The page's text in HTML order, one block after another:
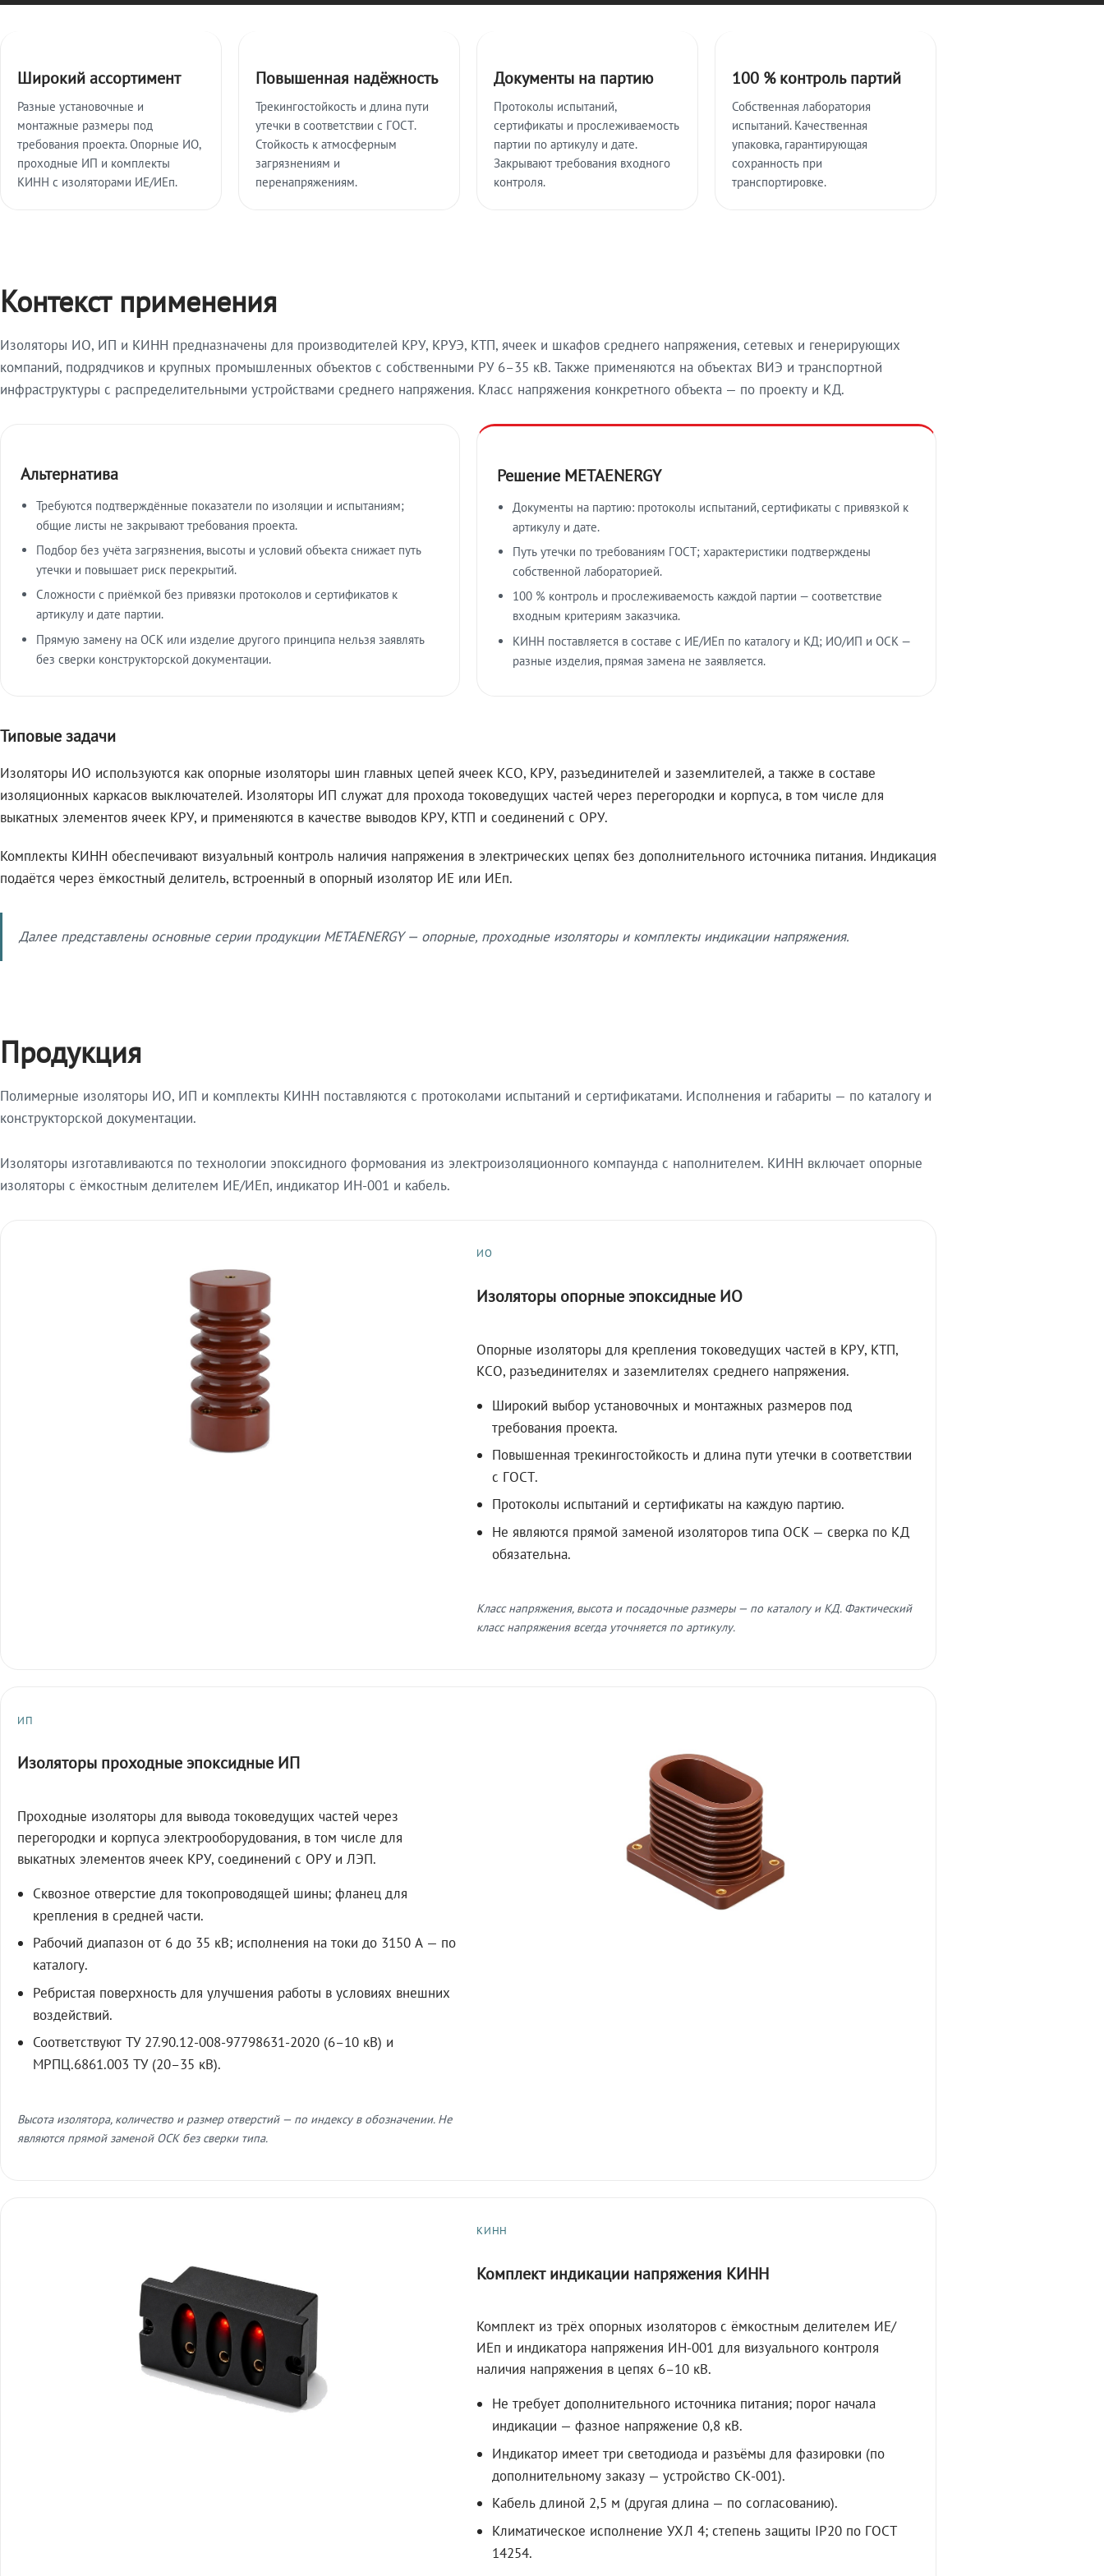
Широкий ассортимент
Разные установочные и
монтажные размеры под
требования проекта. Опорные ИО,
проходные ИП и комплекты
КИНН с изоляторами ИЕ/ИЕп.
Повышенная надёжность
Трекингостойкость и длина пути
утечки в соответствии с ГОСТ.
Стойкость к атмосферным
загрязнениям и
перенапряжениям.
Документы на партию
Протоколы испытаний,
сертификаты и прослеживаемость
партии по артикулу и дате.
Закрывают требования входного
контроля.
100 % контроль партий
Собственная лаборатория
испытаний. Качественная
упаковка, гарантирующая
сохранность при
транспортировке.
Контекст применения
Изоляторы ИО, ИП и КИНН предназначены для производителей КРУ, КРУЭ, КТП, ячеек и шкафов среднего напряжения, сетевых и генерирующих
компаний, подрядчиков и крупных промышленных объектов с собственными РУ 6–35 кВ. Также применяются на объектах ВИЭ и транспортной
инфраструктуры с распределительными устройствами среднего напряжения. Класс напряжения конкретного объекта — по проекту и КД.
Альтернатива
Требуются подтверждённые показатели по изоляции и испытаниям;
общие листы не закрывают требования проекта.
Подбор без учёта загрязнения, высоты и условий объекта снижает путь
утечки и повышает риск перекрытий.
Сложности с приёмкой без привязки протоколов и сертификатов к
артикулу и дате партии.
Прямую замену на ОСК или изделие другого принципа нельзя заявлять
без сверки конструкторской документации.
Решение METAENERGY
Документы на партию: протоколы испытаний, сертификаты с привязкой к
артикулу и дате.
Путь утечки по требованиям ГОСТ; характеристики подтверждены
собственной лабораторией.
100 % контроль и прослеживаемость каждой партии — соответствие
входным критериям заказчика.
КИНН поставляется в составе с ИЕ/ИЕп по каталогу и КД; ИО/ИП и ОСК —
разные изделия, прямая замена не заявляется.
Типовые задачи
Изоляторы ИО используются как опорные изоляторы шин главных цепей ячеек КСО, КРУ, разъединителей и заземлителей, а также в составе
изоляционных каркасов выключателей. Изоляторы ИП служат для прохода токоведущих частей через перегородки и корпуса, в том числе для
выкатных элементов ячеек КРУ, и применяются в качестве выводов КРУ, КТП и соединений с ОРУ.
Комплекты КИНН обеспечивают визуальный контроль наличия напряжения в электрических цепях без дополнительного источника питания. Индикация
подаётся через ёмкостный делитель, встроенный в опорный изолятор ИЕ или ИЕп.
Далее представлены основные серии продукции METAENERGY — опорные, проходные изоляторы и комплекты индикации напряжения.
Продукция
Полимерные изоляторы ИО, ИП и комплекты КИНН поставляются с протоколами испытаний и сертификатами. Исполнения и габариты — по каталогу и
конструкторской документации.
Изоляторы изготавливаются по технологии эпоксидного формования из электроизоляционного компаунда с наполнителем. КИНН включает опорные
изоляторы с ёмкостным делителем ИЕ/ИЕп, индикатор ИН-001 и кабель.
ИО
Изоляторы опорные эпоксидные ИО
Опорные изоляторы для крепления токоведущих частей в КРУ, КТП,
КСО, разъединителях и заземлителях среднего напряжения.
Широкий выбор установочных и монтажных размеров под
требования проекта.
Повышенная трекингостойкость и длина пути утечки в соответствии
с ГОСТ.
Протоколы испытаний и сертификаты на каждую партию.
Не являются прямой заменой изоляторов типа ОСК — сверка по КД
обязательна.
Класс напряжения, высота и посадочные размеры — по каталогу и КД. Фактический
класс напряжения всегда уточняется по артикулу.
ИП
Изоляторы проходные эпоксидные ИП
Проходные изоляторы для вывода токоведущих частей через
перегородки и корпуса электрооборудования, в том числе для
выкатных элементов ячеек КРУ, соединений с ОРУ и ЛЭП.
Сквозное отверстие для токопроводящей шины; фланец для
крепления в средней части.
Рабочий диапазон от 6 до 35 кВ; исполнения на токи до 3150 А — по
каталогу.
Ребристая поверхность для улучшения работы в условиях внешних
воздействий.
Соответствуют ТУ 27.90.12-008-97798631-2020 (6–10 кВ) и
МРПЦ.6861.003 ТУ (20–35 кВ).
Высота изолятора, количество и размер отверстий — по индексу в обозначении. Не
являются прямой заменой ОСК без сверки типа.
КИНН
Комплект индикации напряжения КИНН
Комплект из трёх опорных изоляторов с ёмкостным делителем ИЕ/
ИЕп и индикатора напряжения ИН-001 для визуального контроля
наличия напряжения в цепях 6–10 кВ.
Не требует дополнительного источника питания; порог начала
индикации — фазное напряжение 0,8 кВ.
Индикатор имеет три светодиода и разъёмы для фазировки (по
дополнительному заказу — устройство СК-001).
Кабель длиной 2,5 м (другая длина — по согласованию).
Климатическое исполнение УХЛ 4; степень защиты IP20 по ГОСТ
14254.